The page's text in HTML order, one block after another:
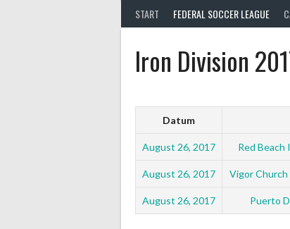
START FEDERAL SOCCER LEAGUE
Iron Division
Datum
August 26, 2017 Red
August 26, 2017 Vigor
August 26, 2017 Puerto